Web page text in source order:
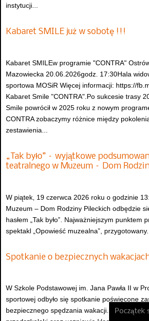
instytucji...
Kabaret SMILE już w sobotę !!!
Kabaret SMILEw programie "CONTRA"
Mazowiecka 20.06.2026godz. 17:30Hala
sportowa MOSiR Więcej informacji: https://
Kabaret Smile "CONTRA".Po sukcesie trasy
Smile powrócił w 2025 roku z nowym
CONTRA zobaczymy różnice między
zestawienia...
„Tak było” – wyjątkowe
teatralnego w Muzeum – Dom
W piątek, 19 czerwca 2026 roku o godzinie
Muzeum – Dom Rodziny Pileckich odbędzie
hasłem „Tak było”. Najważniejszym punktem
spektakl „Opowieść muzealna”, przygotowany...
Spotkanie o bezpiecznych
W Szkole Podstawowej im. Jana Pawła II w
sportowej odbyło się spotkanie poświęcone
bezpiecznego spędzania wakacji.
Początek